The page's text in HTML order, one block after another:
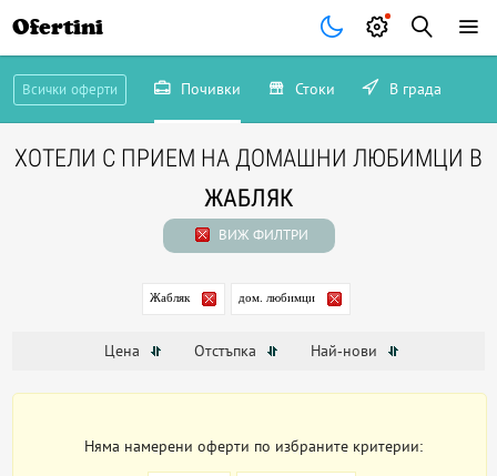
Ofertini
Всички оферти Почивки Стоки В града
ХОТЕЛИ С ПРИЕМ НА ДОМАШНИ ЛЮБИМЦИ В
ЖАБЛЯК
ВИЖ ФИЛТРИ
Жабляк дом. любимци
Цена Отстъпка Най-нови
Няма намерени оферти по избраните критерии: